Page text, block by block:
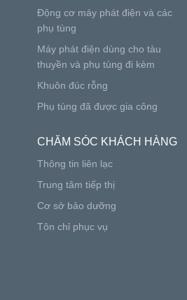
Động cơ máy phát điện và các
phụ tùng
Máy phát điện dùng cho tàu
thuyền và phụ tùng đi kèm
Khuôn đúc rỗng
Phụ tùng đã được gia công
CHĂM SÓC KHÁCH HÀNG
Thông tin liên lạc
Trung tâm tiếp thị
Cơ sở bảo dưỡng
Tôn chỉ phục vụ